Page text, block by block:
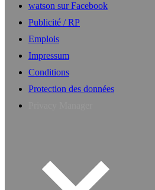
watson sur Facebook
Publicité / RP
Emplois
Impressum
Conditions
Protection des données